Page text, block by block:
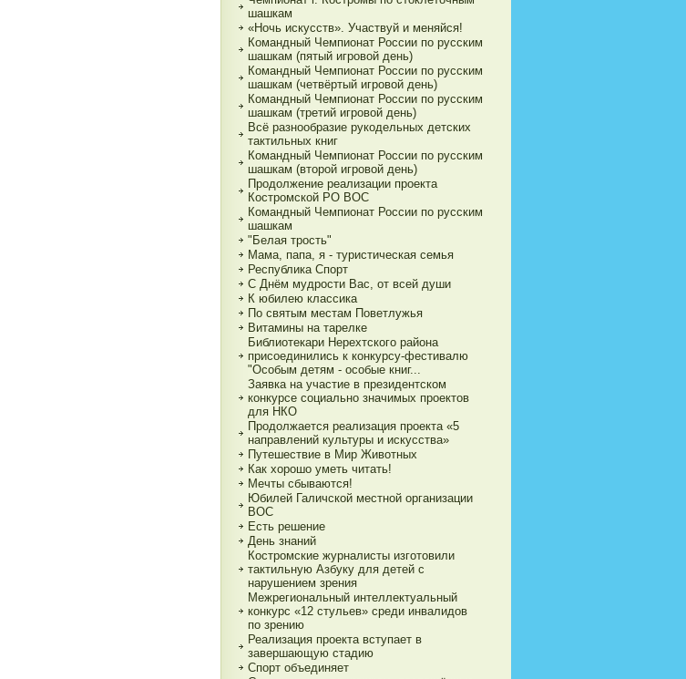
шашкам
«Ночь искусств». Участвуй и меняйся!
Командный Чемпионат России по русским
шашкам (пятый игровой день)
Командный Чемпионат России по русским
шашкам (четвёртый игровой день)
Командный Чемпионат России по русским
шашкам (третий игровой день)
Всё разнообразие рукодельных детских
тактильных книг
Командный Чемпионат России по русским
шашкам (второй игровой день)
Продолжение реализации проекта
Костромской РО ВОС
Командный Чемпионат России по русским
шашкам
"Белая трость"
Мама, папа, я - туристическая семья
Республика Спорт
С Днём мудрости Вас, от всей души
К юбилею классика
По святым местам Поветлужья
Витамины на тарелке
Библиотекари Нерехтского района
присоединились к конкурсу-фестивалю
"Особым детям - особые книг...
Заявка на участие в президентском
конкурсе социально значимых проектов
для НКО
Продолжается реализация проекта «5
направлений культуры и искусства»
Путешествие в Мир Животных
Как хорошо уметь читать!
Мечты сбываются!
Юбилей Галичской местной организации
ВОС
Есть решение
День знаний
Костромские журналисты изготовили
тактильную Азбуку для детей с
нарушением зрения
Межрегиональный интеллектуальный
конкурс «12 стульев» среди инвалидов
по зрению
Реализация проекта вступает в
завершающую стадию
Спорт объединяет